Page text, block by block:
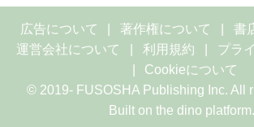
広告について 著作権について
書
運営会社について
利用規約
プラ
Cookieについて
© 2019- FUSOSHA Publishing Inc. All
Built on the dino platform.